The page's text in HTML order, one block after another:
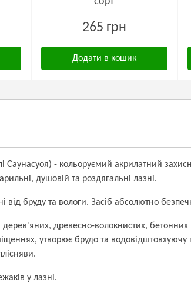
265 грн
Додати в кошик
Саунасуоя) - кольоруємий акрилатний
душовій та роздягальні лазні.
від бруду та вологи. Засіб абсолютно
дерев'яних, древесно-волокнистих, бетонних
утворює брудо та
у лазні.